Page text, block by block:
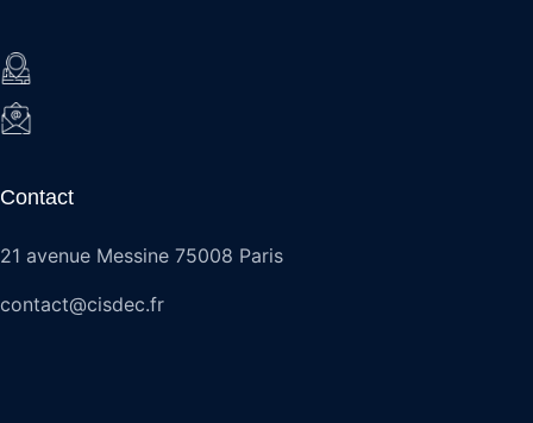
Contact
21 avenue Messine 75008 Paris
contact@cisdec.fr